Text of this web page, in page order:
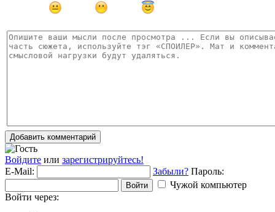
Добавить комментарий
Войдите или зарегистрируйтесь!
E-Mail:
Забыли? Пароль:
Войти
Чужой компьютер
Войти через: